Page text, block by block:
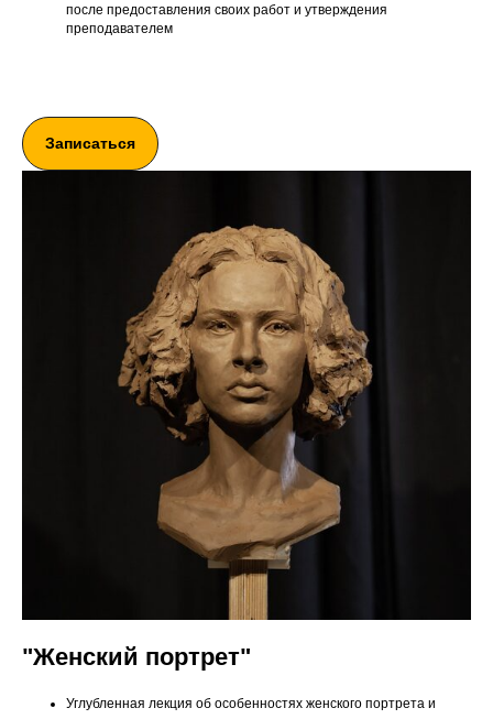
после предоставления своих работ и утверждения
преподавателем
Записаться
"Женский портрет"
Углубленная лекция об особенностях женского портрета и